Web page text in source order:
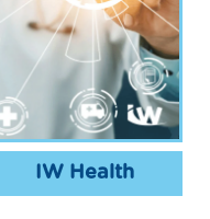
IW Health